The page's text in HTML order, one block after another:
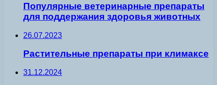
Популярные ветеринарные препараты
для поддержания здоровья животных
26.07.2023
Растительные препараты при климаксе
31.12.2024